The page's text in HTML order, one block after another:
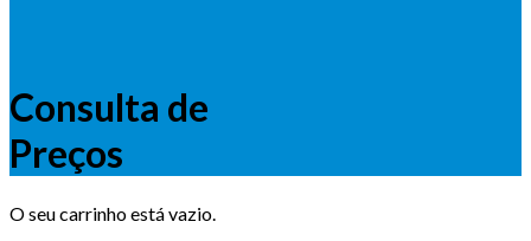
Consulta de
Preços
O seu carrinho está vazio.